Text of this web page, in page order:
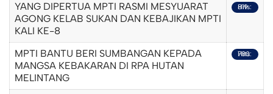
YANG DIPERTUA MPTI RASMI MESYUARAT
AGONG KELAB SUKAN DAN KEBAJIKAN MPTI
KALI KE-8
Hits: 819
MPTI BANTU BERI SUMBANGAN KEPADA
MANGSA KEBAKARAN DI RPA HUTAN
MELINTANG
Hits: 780